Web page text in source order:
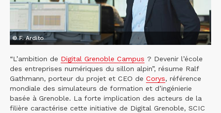
© F. Ardito
“L’ambition de Digital Grenoble Campus ? Devenir l’école
des entreprises numériques du sillon alpin”, résume Ralf
Gathmann, porteur du projet et CEO de Corys, référence
mondiale des simulateurs de formation et d’ingénierie
basée à Grenoble. La forte implication des acteurs de la
filière caractérise cette initiative de Digital Grenoble, SCIC